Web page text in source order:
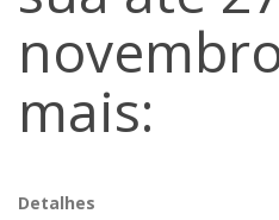
mais:
Detalhes